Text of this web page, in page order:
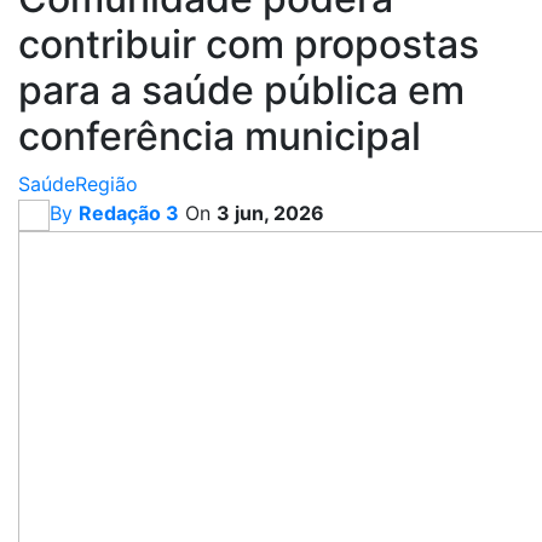
contribuir com propostas
para a saúde pública em
conferência municipal
SaúdeRegião
By Redação 3 On 3 jun, 2026